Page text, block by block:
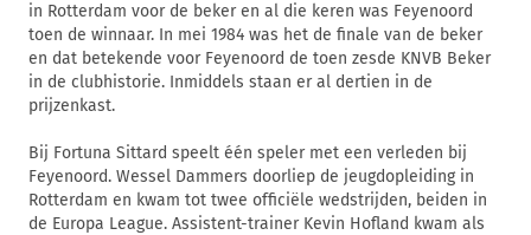
in Rotterdam voor de beker en al die keren was Feyenoord
toen de winnaar. In mei 1984 was het de finale van de beker
en dat betekende voor Feyenoord de toen zesde KNVB Beker
in de clubhistorie. Inmiddels staan er al dertien in de
prijzenkast.
Bij Fortuna Sittard speelt één speler met een verleden bij
Feyenoord. Wessel Dammers doorliep de jeugdopleiding in
Rotterdam en kwam tot twee officiële wedstrijden, beiden in
de Europa League. Assistent-trainer Kevin Hofland kwam als